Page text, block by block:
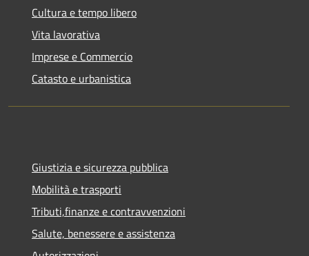
Cultura e tempo libero
Vita lavorativa
Imprese e Commercio
Catasto e urbanistica
Giustizia e sicurezza pubblica
Mobilità e trasporti
Tributi,finanze e contravvenzioni
Salute, benessere e assistenza